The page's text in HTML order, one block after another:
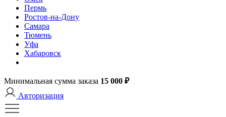
Пермь
Ростов-на-Дону
Самара
Тюмень
Уфа
Хабаровск
Минимальная сумма заказа 15 000 ₽
Авторизация